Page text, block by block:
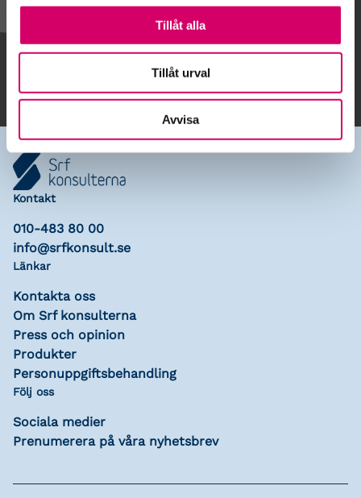
Tillåt alla
Tillåt urval
Avvisa
Gå till kalendariet
Lägg till i kalender
Kontakt
010-483 80 00
info@srfkonsult.se
Länkar
Kontakta oss
Om Srf konsulterna
Press och opinion
Produkter
Personuppgiftsbehandling
Följ oss
Sociala medier
Prenumerera på våra nyhetsbrev